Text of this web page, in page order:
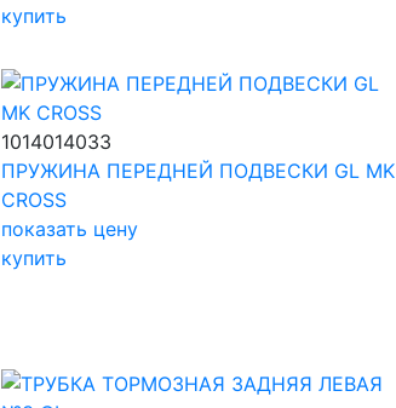
купить
1014014033
ПРУЖИНА ПЕРЕДНЕЙ ПОДВЕСКИ GL MK
CROSS
показать цену
купить